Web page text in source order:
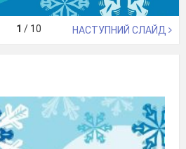
1 / 10 НАСТУПНИЙ СЛАЙД